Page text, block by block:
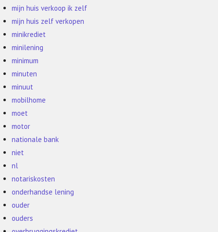
mijn huis verkoop ik zelf
mijn huis zelf verkopen
minikrediet
minilening
minimum
minuten
minuut
mobilhome
moet
motor
nationale bank
niet
nl
notariskosten
onderhandse lening
ouder
ouders